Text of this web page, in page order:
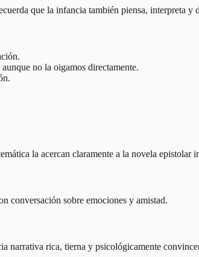
que la infancia también piensa, interpreta
no la oigamos directamente.
la acercan claramente a la novela epistolar
conversación sobre emociones y amistad.
narrativa rica, tierna y psicológicamente